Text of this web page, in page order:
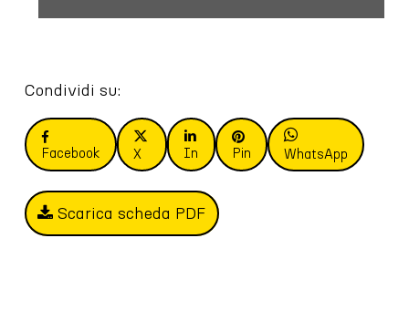
Condividi su:
Facebook X In Pin WhatsApp
Scarica scheda PDF